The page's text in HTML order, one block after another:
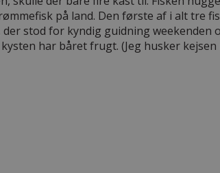
på land. Den første af i alt tre
stod for kyndig guidning weekenden
har båret frugt. (Jeg husker